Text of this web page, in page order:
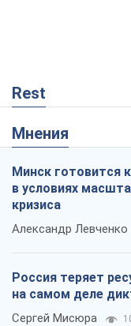
Rest
Мнения
Минск готовится
в условиях
кризиса
Александр Левченко
Россия теряет
на самом деле
Сергей Мисюра